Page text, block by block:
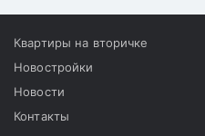
геополитической ситуации
Квартиры на вторичке
Новостройки
Новости
Контакты